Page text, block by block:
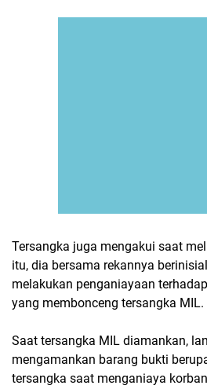
Tersangka juga mengakui saat
itu, dia bersama rekannya
melakukan penganiayaan
yang membonceng tersangka MIL.
Saat tersangka MIL diamankan,
mengamankan barang bukti
tersangka saat menganiaya